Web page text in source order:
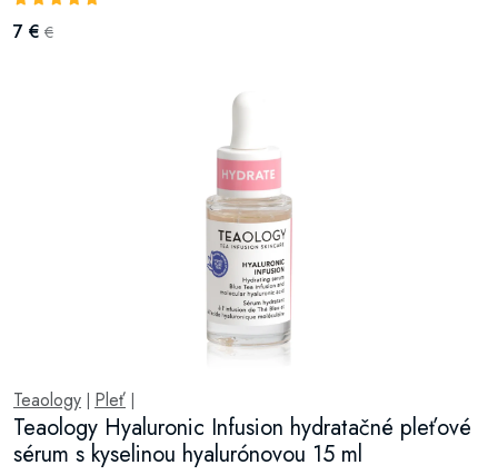
7 € €
Teaology Pleť
Teaology Hyaluronic Infusion hydratačné pleťové
sérum s kyselinou hyalurónovou 15 ml